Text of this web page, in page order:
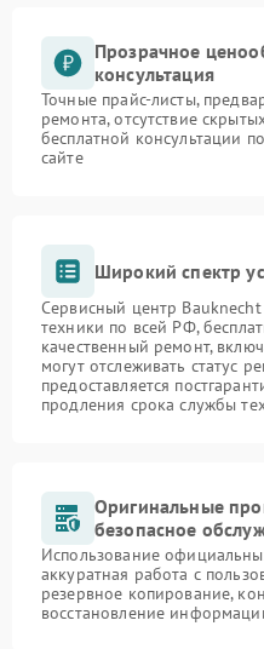
Прозрачное
консультация
Точные прайс-листы,
ремонта, отсутствие
бесплатной консультации
сайте
Широкий спектр
Сервисный центр Bauknecht
техники по всей РФ,
качественный ремонт,
могут отслеживать статус
предоставляется
продления срока службы
Оригинальные
безопасное
Использование
аккуратная работа с
резервное копирование,
восстановление